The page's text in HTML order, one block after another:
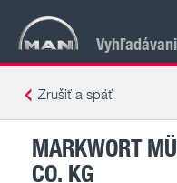
Zrušiť a späť
MARKWORT
CO. KG